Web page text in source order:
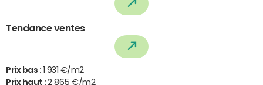
Tendance ventes
Prix bas :
1 931 €/m2
Prix haut :2 865 €/m2